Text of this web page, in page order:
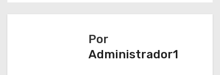
e
Por
Administrador1